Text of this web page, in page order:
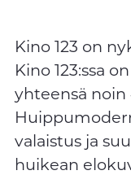
Kino 123 on
Kino 123:ssa
yhteensä noin
valaistus ja
huikean